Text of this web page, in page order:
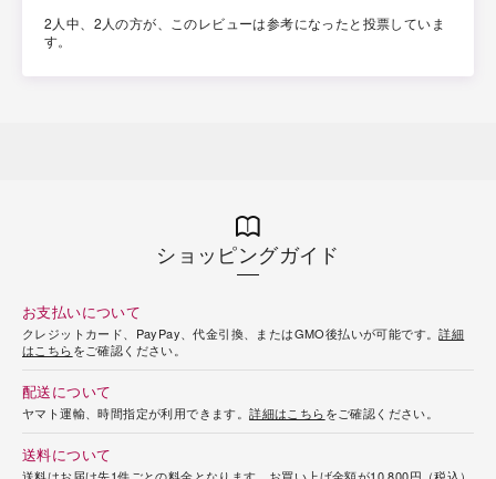
2人中、2人の方が、このレビューは参考になったと投票していま
す。
ショッピングガイド
お支払いについて
クレジットカード、PayPay、代金引換、またはGMO後払いが可能です。詳細
はこちらをご確認ください。
配送について
ヤマト運輸、時間指定が利用できます。詳細はこちらをご確認ください。
送料について